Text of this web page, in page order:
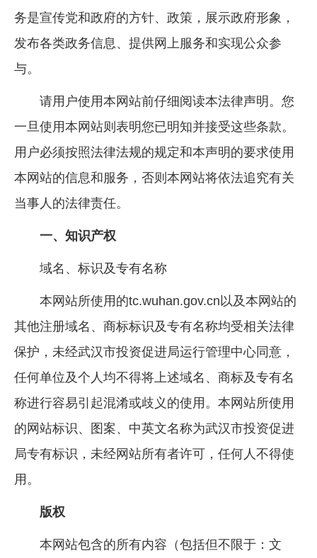
务是宣传党和政府的方针、政策，展示政府形象，
发布各类政务信息、提供网上服务和实现公众参
与。
请用户使用本网站前仔细阅读本法律声明。您
一旦使用本网站则表明您已明知并接受这些条款。
用户必须按照法律法规的规定和本声明的要求使用
本网站的信息和服务，否则本网站将依法追究有关
当事人的法律责任。
一、知识产权
域名、标识及专有名称
本网站所使用的tc.wuhan.gov.cn以及本网站的
其他注册域名、商标标识及专有名称均受相关法律
保护，未经武汉市投资促进局运行管理中心同意，
任何单位及个人均不得将上述域名、商标及专有名
称进行容易引起混淆或歧义的使用。本网站所使用
的网站标识、图案、中英文名称为武汉市投资促进
局专有标识，未经网站所有者许可，任何人不得使
用。
版权
本网站包含的所有内容（包括但不限于：文